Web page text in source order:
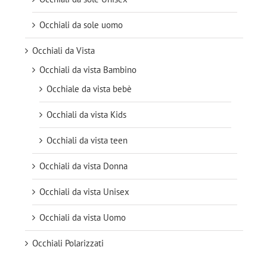
Occhiali da sole uomo
Occhiali da Vista
Occhiali da vista Bambino
Occhiale da vista bebè
Occhiali da vista Kids
Occhiali da vista teen
Occhiali da vista Donna
Occhiali da vista Unisex
Occhiali da vista Uomo
Occhiali Polarizzati